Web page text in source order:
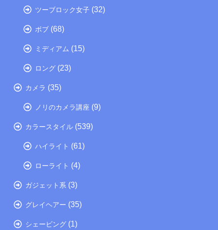
ツーブロック女子 (32)
ボブ (68)
ミディアム (15)
ロング (23)
カメラ (35)
ノリのカメラ講座 (9)
カラースタイル (539)
ハイライト (61)
ローライト (4)
ガジェット系 (3)
グレイヘアー (35)
シェービング (1)